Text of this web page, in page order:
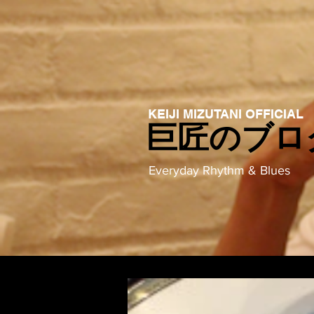
巨匠のブ
KEIJI MIZUTANI OFFICIAL
Everyday Rhythm & Blues